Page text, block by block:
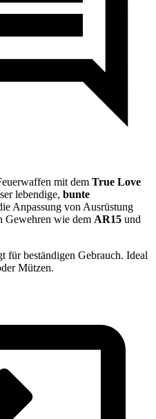
mit dem True Love
lebendige, bunte
Anpassung von Ausrüstung
Gewehren wie dem AR15 und
für beständigen Gebrauch. Ideal
Mützen.